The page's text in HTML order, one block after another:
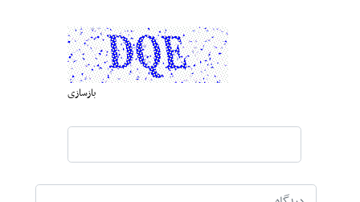
بازسازی